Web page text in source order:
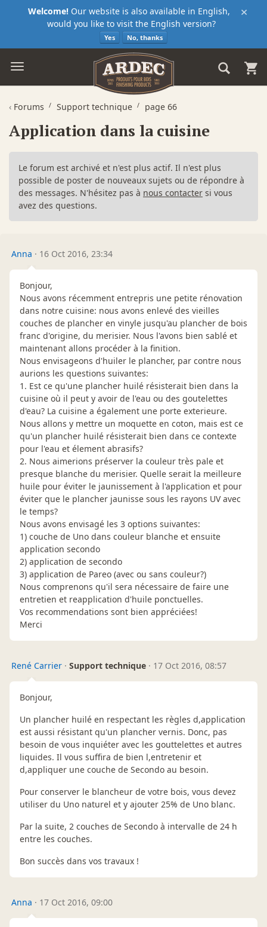
×
Welcome! Our website is also available in English,
would you like to visit the English version?
Yes No, thanks
‹ Forums Support technique page 66
Application dans la cuisine
Le forum est archivé et n'est plus actif. Il n'est plus
possible de poster de nouveaux sujets ou de répondre à
des messages. N'hésitez pas à nous contacter si vous
avez des questions.
Anna · 16 Oct 2016, 23:34
Bonjour,
Nous avons récemment entrepris une petite rénovation
dans notre cuisine: nous avons enlevé des vieilles
couches de plancher en vinyle jusqu'au plancher de bois
franc d'origine, du merisier. Nous l'avons bien sablé et
maintenant allons procéder à la finition.
Nous envisageons d'huiler le plancher, par contre nous
aurions les questions suivantes:
1. Est ce qu'une plancher huilé résisterait bien dans la
cuisine où il peut y avoir de l'eau ou des goutelettes
d'eau? La cuisine a également une porte exterieure.
Nous allons y mettre un moquette en coton, mais est ce
qu'un plancher huilé résisterait bien dans ce contexte
pour l'eau et élement abrasifs?
2. Nous aimerions préserver la couleur très pale et
presque blanche du merisier. Quelle serait la meilleure
huile pour éviter le jaunissement à l'application et pour
éviter que le plancher jaunisse sous les rayons UV avec
le temps?
Nous avons envisagé les 3 options suivantes:
1) couche de Uno dans couleur blanche et ensuite
application secondo
2) application de secondo
3) application de Pareo (avec ou sans couleur?)
Nous comprenons qu'il sera nécessaire de faire une
entretien et reapplication d'huile ponctuelles.
Vos recommendations sont bien appréciées!
Merci
René Carrier · Support technique · 17 Oct 2016, 08:57
Bonjour,
Un plancher huilé en respectant les règles d,application
est aussi résistant qu'un plancher vernis. Donc, pas
besoin de vous inquiéter avec les gouttelettes et autres
liquides. Il vous suffira de bien l,entretenir et
d,appliquer une couche de Secondo au besoin.
Pour conserver le blancheur de votre bois, vous devez
utiliser du Uno naturel et y ajouter 25% de Uno blanc.
Par la suite, 2 couches de Secondo à intervalle de 24 h
entre les couches.
Bon succès dans vos travaux !
Anna · 17 Oct 2016, 09:00